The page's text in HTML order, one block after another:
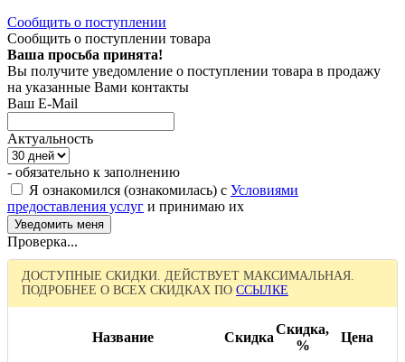
Сообщить о поступлении
Сообщить о поступлении товара
Ваша просьба принята!
Вы получите уведомление о поступлении товара в продажу
на указанные Вами контакты
Ваш E-Mail
Актуальность
- обязательно к заполнению
Я ознакомился (ознакомилась) с Условиями
предоставления услуг и принимаю их
Проверка...
ДОСТУПНЫЕ СКИДКИ. ДЕЙСТВУЕТ МАКСИМАЛЬНАЯ.
ПОДРОБНЕЕ О ВСЕХ СКИДКАХ ПО ССЫЛКЕ
Название Скидка
Скидка,
%
Цена